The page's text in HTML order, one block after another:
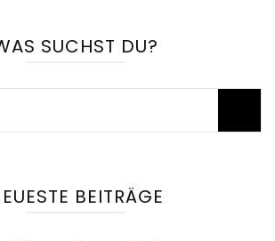
SUCHST DU?
BEITRÄGE